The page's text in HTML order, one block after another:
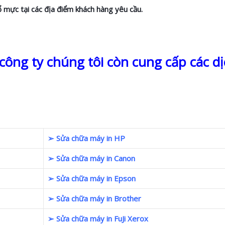
tại các địa điểm khách hàng yêu cầu.
ty chúng tôi còn cung cấp các
➢ Sửa chữa máy in HP
➢ Sửa chữa máy in Canon
➢ Sửa chữa máy in Epson
➢ Sửa chữa máy in Brother
➢ Sửa chữa máy in FuJi Xerox